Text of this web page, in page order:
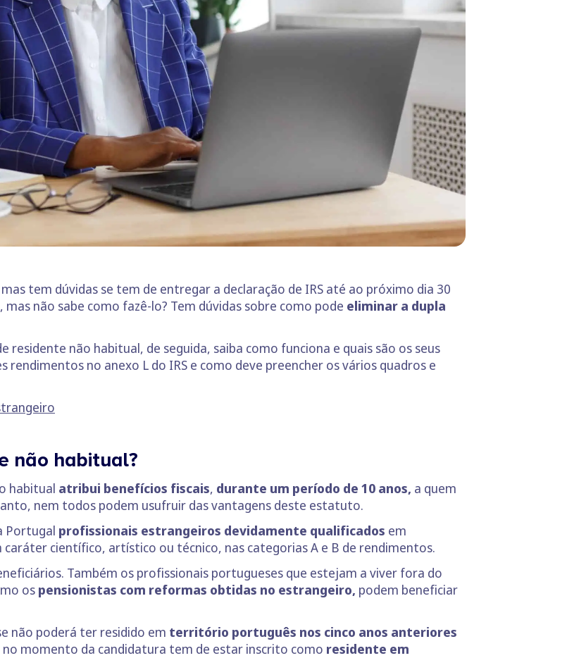
tem dúvidas se tem de entregar a declaração de IRS até ao próximo dia 30
, mas não sabe como fazê-lo? Tem dúvidas sobre como pode eliminar a dupla
não habitual, de seguida, saiba como funciona e quais são os seus
rendimentos no anexo L do IRS e como deve preencher os vários quadros e
não habitual?
habitual atribui benefícios fiscais, durante um período de 10 anos, a quem
nem todos podem usufruir das vantagens deste estatuto.
Portugal profissionais estrangeiros devidamente qualificados em
científico, artístico ou técnico, nas categorias A e B de rendimentos.
Também os profissionais portugueses que estejam a viver fora do
os pensionistas com reformas obtidas no estrangeiro, podem beneficiar
não poderá ter residido em território português nos cinco anos anteriores
momento da candidatura tem de estar inscrito como residente em